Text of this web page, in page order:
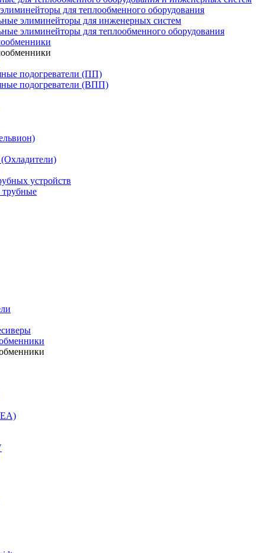
для теплообменного оборудования
элиминейторы для инженерных систем
элиминейторы для теплообменного оборудования
подогреватели (ПП)
подогреватели (ВПП)
устройств
трубные